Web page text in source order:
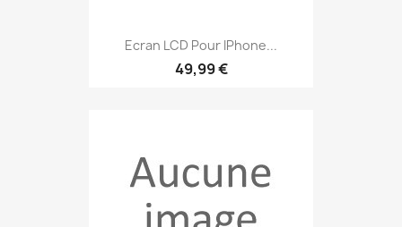
Ecran LCD Pour IPhone...
49,99 €